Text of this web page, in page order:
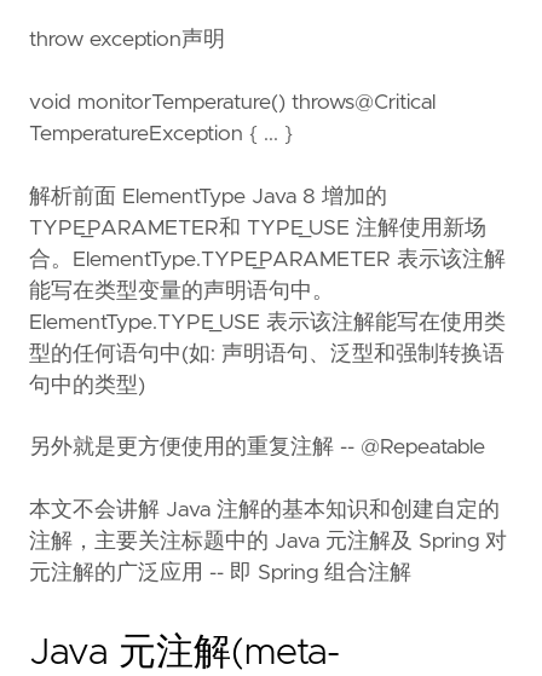
throw exception声明
void monitorTemperature() throws@Critical
TemperatureException { ... }
解析前面 ElementType Java 8 增加的
TYPE_PARAMETER和 TYPE_USE 注解使用新场
合。ElementType.TYPE_PARAMETER 表示该注解
能写在类型变量的声明语句中。
ElementType.TYPE_USE 表示该注解能写在使用类
型的任何语句中(如: 声明语句、泛型和强制转换语
句中的类型)
另外就是更方便使用的重复注解 -- @Repeatable
本文不会讲解 Java 注解的基本知识和创建自定的
注解，主要关注标题中的 Java 元注解及 Spring 对
元注解的广泛应用 -- 即 Spring 组合注解
Java 元注解(meta-